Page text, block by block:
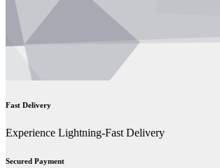
Fast Delivery
Experience Lightning-Fast Delivery
Secured Payment